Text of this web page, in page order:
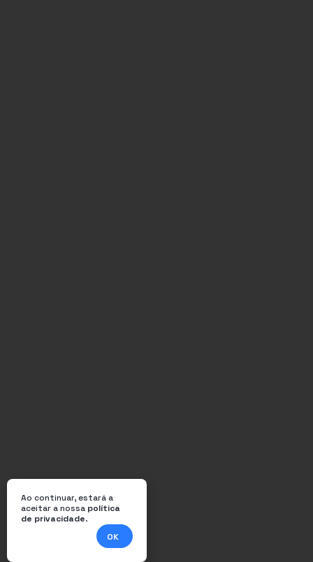
Ao continuar, estará a
aceitar a nossa política
de privacidade.
OK